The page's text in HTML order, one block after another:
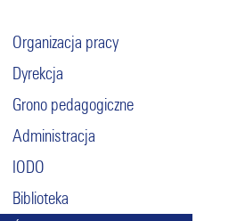
Organizacja pracy
Dyrekcja
Grono pedagogiczne
Administracja
IODO
Biblioteka